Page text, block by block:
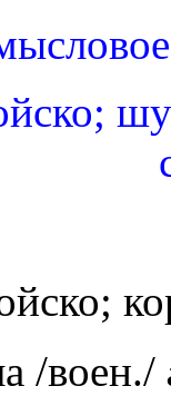
/воен./